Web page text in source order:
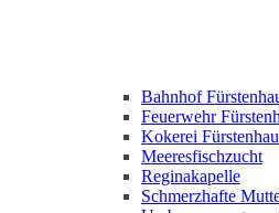
Bahnhof
Feuerwehr
Kokerei
Meeresfischzucht
Reginakapelle
Schmerzhafte